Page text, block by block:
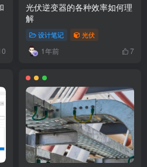
光伏逆变器的各种效率如何理
解
设计笔记 光伏
1年前 7